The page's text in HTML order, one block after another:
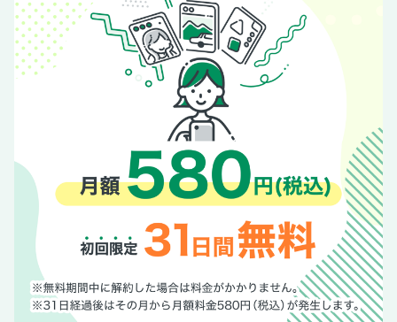
察知されない最強職
文化工作者 七條特高の冒険
真夜中ぱんチ